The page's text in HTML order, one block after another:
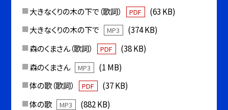
大きなくりの木の下で（歌詞）
PDF
(63 KB)
大きなくりの木の下で
MP3
(374 KB)
森のくまさん（歌詞）
PDF
(38 KB)
森のくまさん
MP3
(1 MB)
体の歌（歌詞）
PDF
(37 KB)
体の歌
MP3 (882 KB)